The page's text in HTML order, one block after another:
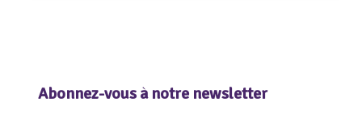
Abonnez-vous à notre newsletter